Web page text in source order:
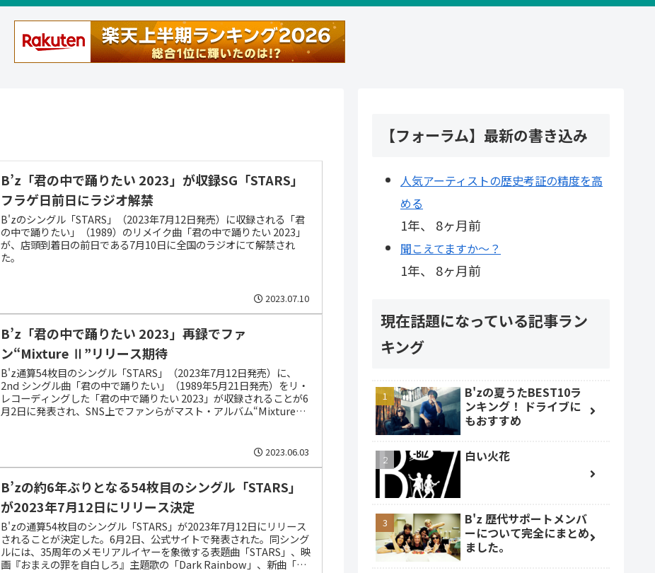
B’z「君の中で踊りたい 2023」が収録SG「STARS」
フラゲ日前日にラジオ解禁
B'zのシングル「STARS」（2023年7月12日発売）に収録される「君
の中で踊りたい」（1989）のリメイク曲「君の中で踊りたい 2023」
が、店頭到着日の前日である7月10日に全国のラジオにて解禁され
た。
2023.07.10
B’z「君の中で踊りたい 2023」再録でファ
ン“Mixture Ⅱ”リリース期待
B'z通算54枚目のシングル「STARS」（2023年7月12日発売）に、
2nd シングル曲「君の中で踊りたい」（1989年5月21日発売）をリ・
レコーディングした「君の中で踊りたい 2023」が収録されることが6
月2日に発表され、SNS上でファンらがマスト・アルバム“Mixture
2023.06.03
B’zの約6年ぶりとなる54枚目のシングル「STARS」
が2023年7月12日にリリース決定
B'zの通算54枚目のシングル「STARS」が2023年7月12日にリリース
されることが決定した。6月2日、公式サイトで発表された。同シング
ルには、35周年のメモリアルイヤーを象徴する表題曲「STARS」、映
画『おまえの罪を自白しろ』主題歌の「Dark Rainbow」、新曲「ペ
【フォーラム】最新の書き込み
人気アーティストの歴史考証の精度を高
める
1年、 8ヶ月前
聞こえてますか～？
1年、 8ヶ月前
現在話題になっている記事ラン
キング
B'zの夏うたBEST10ラ
ンキング！ ドライブに
もおすすめ
白い火花
B'z 歴代サポートメンバ
ーについて完全にまとめ
ました。